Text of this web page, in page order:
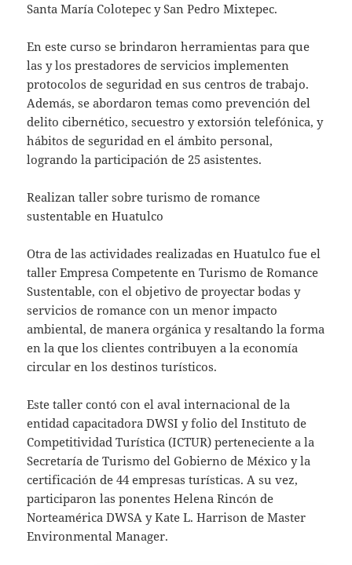
Santa María Colotepec y San Pedro Mixtepec.
En este curso se brindaron herramientas para que
las y los prestadores de servicios implementen
protocolos de seguridad en sus centros de trabajo.
Además, se abordaron temas como prevención del
delito cibernético, secuestro y extorsión telefónica, y
hábitos de seguridad en el ámbito personal,
logrando la participación de 25 asistentes.
Realizan taller sobre turismo de romance
sustentable en Huatulco
Otra de las actividades realizadas en Huatulco fue el
taller Empresa Competente en Turismo de Romance
Sustentable, con el objetivo de proyectar bodas y
servicios de romance con un menor impacto
ambiental, de manera orgánica y resaltando la forma
en la que los clientes contribuyen a la economía
circular en los destinos turísticos.
Este taller contó con el aval internacional de la
entidad capacitadora DWSI y folio del Instituto de
Competitividad Turística (ICTUR) perteneciente a la
Secretaría de Turismo del Gobierno de México y la
certificación de 44 empresas turísticas. A su vez,
participaron las ponentes Helena Rincón de
Norteamérica DWSA y Kate L. Harrison de Master
Environmental Manager.